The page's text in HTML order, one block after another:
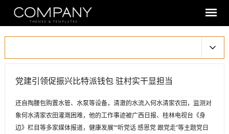
党建引领促振兴比特派钱包 驻村实干显担当
还自掏腰包购置水管、水泵等设备，清澈的水流入何水清家农田，监测对
象何水清家农田灌溉困难，他的工作事迹被广西日报、桂林电视台《身
边》栏目等多家媒体报道，健康发展”“听党话 感恩党 跟党走”等主题党日